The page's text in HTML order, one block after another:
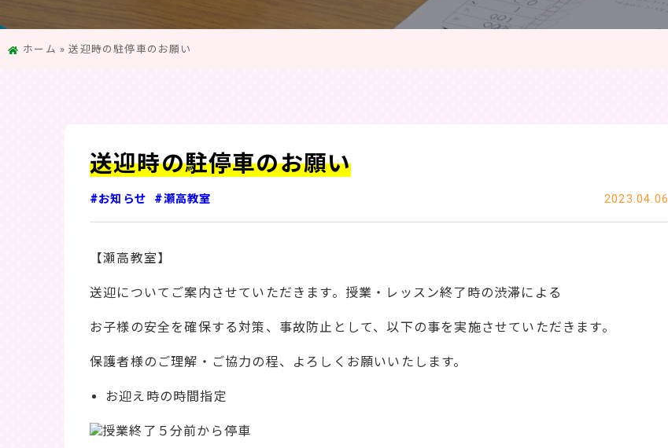
ホーム »送迎時の駐停車のお願い
送迎時の駐停車のお願い
#お知らせ #瀬高教室 2023.04.06
【瀬高教室】
送迎についてご案内させていただきます。授業・レッスン終了時の渋滞による
お子様の安全を確保する対策、事故防止として、以下の事を実施させていただきます。
保護者様のご理解・ご協力の程、よろしくお願いいたします。
お迎え時の時間指定
授業終了５分前から停車